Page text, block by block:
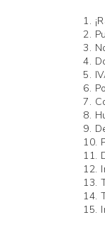
DE
1.
2.
3.
4.
5.
6.
7.
8.
9.
10.
11.
12.
13.
14.
15.